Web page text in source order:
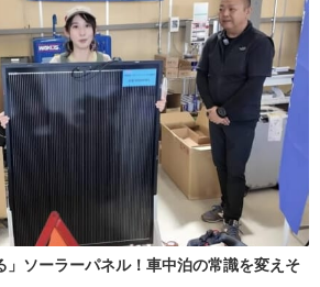
」ソーラーパネル！車中泊の常識を変えそ